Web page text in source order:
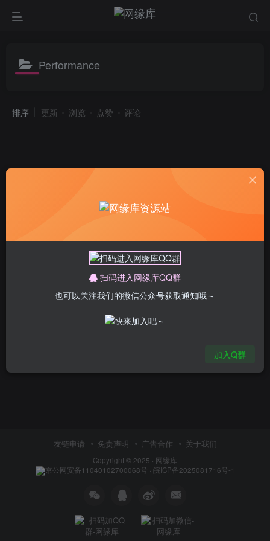
Performance
排序 更新 浏览 点赞 评论
友链申请 免责声明 广告合作 关于我们
Copyright © 2025 · 网缘库
京公网安备11040102700068号 · 皖ICP备2025081716号-1
扫码进入网缘库QQ群
也可以关注我们的微信公众号获取通知哦～
加入Q群